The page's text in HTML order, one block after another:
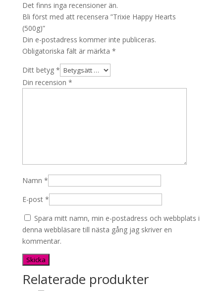
Det finns inga recensioner än.
Bli först med att recensera ”Trixie Happy Hearts
(500g)”
Din e-postadress kommer inte publiceras.
Obligatoriska fält är märkta *
Ditt betyg *
Din recension *
Namn *
E-post *
Spara mitt namn, min e-postadress och webbplats i
denna webbläsare till nästa gång jag skriver en
kommentar.
Relaterade produkter